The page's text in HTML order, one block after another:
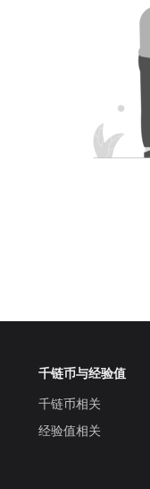
千链币与经验值
千链币相关
经验值相关